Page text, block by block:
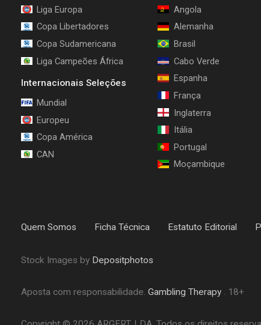
Liga Europa
Copa Libertadores
Copa Sudamericana
Liga Campeões África
Internacionais Seleções
Mundial
Europeu
Copa América
CAN
Angola
Alemanha
Brasil
Cabo Verde
Espanha
França
Inglaterra
Itália
Portugal
Moçambique
Quem Somos Ficha Técnica Estatuto Editorial
Stock Images by Depositphotos
Aposta com responsabilidade. Gambling Therapy. 18+